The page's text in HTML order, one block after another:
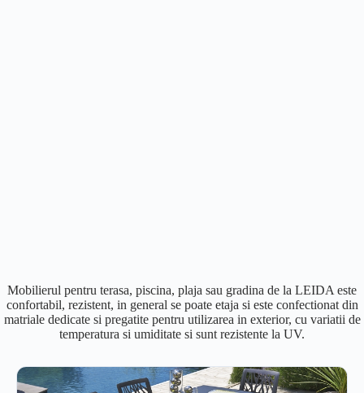
Mobilierul pentru terasa, piscina, plaja sau gradina de la LEIDA este
confortabil, rezistent, in general se poate etaja si este confectionat din
matriale dedicate si pregatite pentru utilizarea in exterior, cu variatii de
temperatura si umiditate si sunt rezistente la UV.